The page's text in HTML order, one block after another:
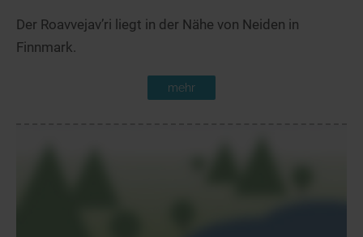
Der Roavvejav’ri liegt in der Nähe von Neiden in
Finnmark.
mehr